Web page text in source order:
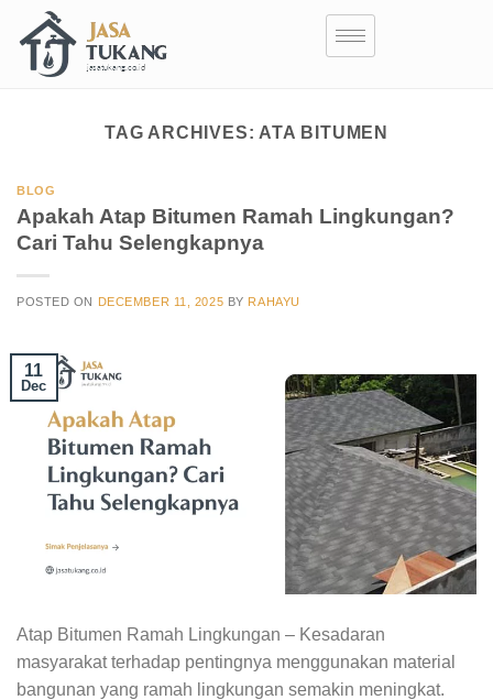
TAG ARCHIVES: ATA BITUMEN
BLOG
Apakah Atap Bitumen Ramah Lingkungan?
Cari Tahu Selengkapnya
POSTED ON DECEMBER 11, 2025 BY RAHAYU
11
Dec
Atap Bitumen Ramah Lingkungan – Kesadaran
masyarakat terhadap pentingnya menggunakan material
bangunan yang ramah lingkungan semakin meningkat.